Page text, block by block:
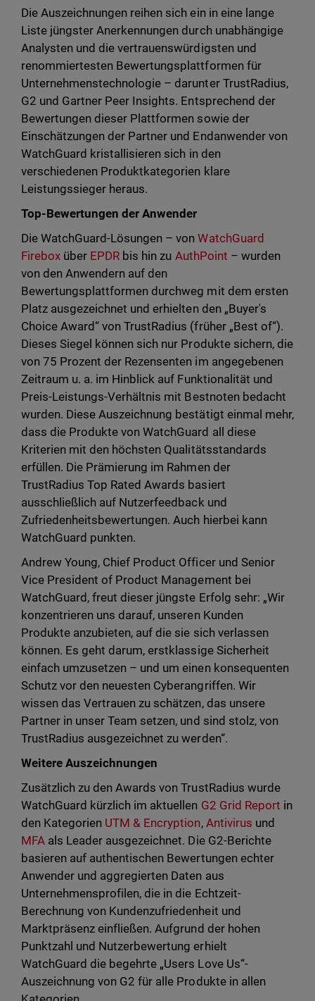
Die Auszeichnungen reihen sich ein in eine lange
Liste jüngster Anerkennungen durch unabhängige
Analysten und die vertrauenswürdigsten und
renommiertesten Bewertungsplattformen für
Unternehmenstechnologie – darunter TrustRadius,
G2 und Gartner Peer Insights. Entsprechend der
Bewertungen dieser Plattformen sowie der
Einschätzungen der Partner und Endanwender von
WatchGuard kristallisieren sich in den
verschiedenen Produktkategorien klare
Leistungssieger heraus.
Top-Bewertungen der Anwender
Die WatchGuard-Lösungen – vonWatchGuard
Firebox über EPDR bis hin zu AuthPoint – wurden
von den Anwendern auf den
Bewertungsplattformen durchweg mit dem ersten
Platz ausgezeichnet und erhielten den „Buyer's
Choice Award“ von TrustRadius (früher „Best of“).
Dieses Siegel können sich nur Produkte sichern, die
von 75 Prozent der Rezensenten im angegebenen
Zeitraum u. a. im Hinblick auf Funktionalität und
Preis-Leistungs-Verhältnis mit Bestnoten bedacht
wurden. Diese Auszeichnung bestätigt einmal mehr,
dass die Produkte von WatchGuard all diese
Kriterien mit den höchsten Qualitätsstandards
erfüllen. Die Prämierung im Rahmen der
TrustRadius Top Rated Awards basiert
ausschließlich auf Nutzerfeedback und
Zufriedenheitsbewertungen. Auch hierbei kann
WatchGuard punkten.
Andrew Young, Chief Product Officer und Senior
Vice President of Product Management bei
WatchGuard, freut dieser jüngste Erfolg sehr: „Wir
konzentrieren uns darauf, unseren Kunden
Produkte anzubieten, auf die sie sich verlassen
können. Es geht darum, erstklassige Sicherheit
einfach umzusetzen – und um einen konsequenten
Schutz vor den neuesten Cyberangriffen. Wir
wissen das Vertrauen zu schätzen, das unsere
Partner in unser Team setzen, und sind stolz, von
TrustRadius ausgezeichnet zu werden“.
Weitere Auszeichnungen
Zusätzlich zu den Awards von TrustRadius wurde
WatchGuard kürzlich im aktuellen G2 Grid Report in
den Kategorien UTM & Encryption, Antivirus und
MFA als Leader ausgezeichnet. Die G2-Berichte
basieren auf authentischen Bewertungen echter
Anwender und aggregierten Daten aus
Unternehmensprofilen, die in die Echtzeit-
Berechnung von Kundenzufriedenheit und
Marktpräsenz einfließen. Aufgrund der hohen
Punktzahl und Nutzerbewertung erhielt
WatchGuard die begehrte „Users Love Us“-
Auszeichnung von G2 für alle Produkte in allen